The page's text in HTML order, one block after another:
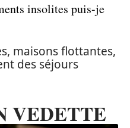
insolites puis-je
maisons flottantes,
des séjours
VEDETTE